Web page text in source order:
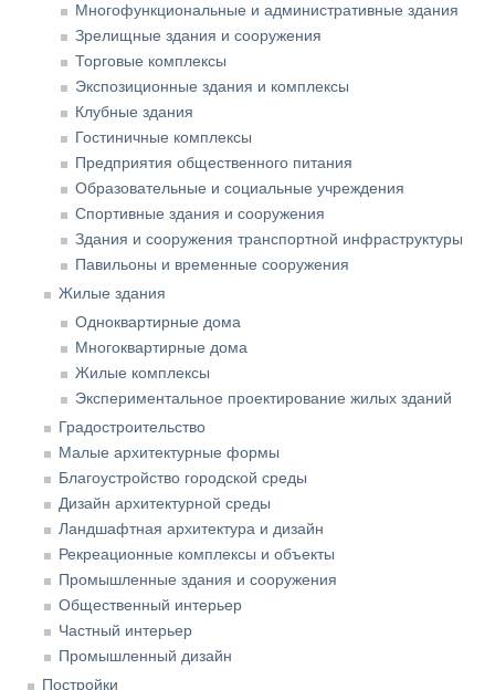
Многофункциональные и административные здания
Зрелищные здания и сооружения
Торговые комплексы
Экспозиционные здания и комплексы
Клубные здания
Гостиничные комплексы
Предприятия общественного питания
Образовательные и социальные учреждения
Спортивные здания и сооружения
Здания и сооружения транспортной инфраструктуры
Павильоны и временные сооружения
Жилые здания
Одноквартирные дома
Многоквартирные дома
Жилые комплексы
Экспериментальное проектирование жилых зданий
Градостроительство
Малые архитектурные формы
Благоустройство городской среды
Дизайн архитектурной среды
Ландшафтная архитектура и дизайн
Рекреационные комплексы и объекты
Промышленные здания и сооружения
Общественный интерьер
Частный интерьер
Промышленный дизайн
Постройки